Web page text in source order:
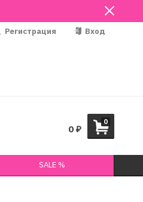
Регистрация Вход
0
0 ₽
SALE %